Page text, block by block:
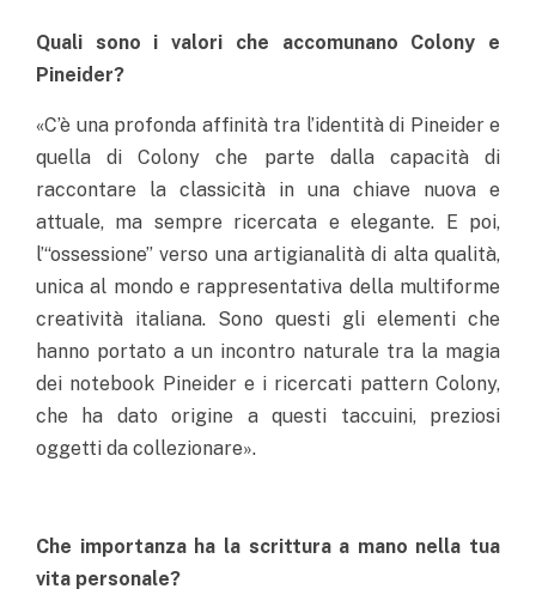
Quali sono i valori che accomunano Colony e
Pineider?
«C’è una profonda affinità tra l’identità di Pineider e
quella di Colony che parte dalla capacità di
raccontare la classicità in una chiave nuova e
attuale, ma sempre ricercata e elegante. E poi,
l’“ossessione” verso una artigianalità di alta qualità,
unica al mondo e rappresentativa della multiforme
creatività italiana. Sono questi gli elementi che
hanno portato a un incontro naturale tra la magia
dei notebook Pineider e i ricercati pattern Colony,
che ha dato origine a questi taccuini, preziosi
oggetti da collezionare».
Che importanza ha la scrittura a mano nella tua
vita personale?